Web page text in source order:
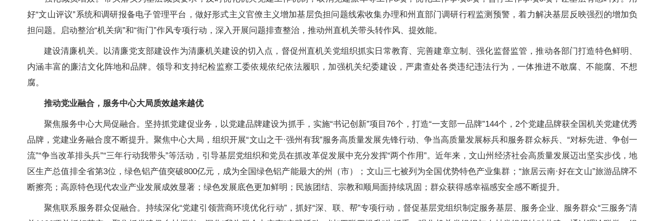
好“文山评议”系统和调研报备电子管理平台，做好形式主义官僚主义增加基层负担问题线索收集办理和州直部门调研行程监测预警，着力解决基层反映强烈的增加负
担问题。启动整治“机关病”和“衙门”作风专项行动，深入开展问题排查整治，推动州直机关带头转作风、提效能。
建设清廉机关。以清廉党支部建设作为清廉机关建设的切入点，督促州直机关党组织抓实日常教育、完善建章立制、强化监督监管，推动各部门打造特色鲜明、
内涵丰富的廉洁文化阵地和品牌。领导和支持纪检监察工委依规依纪依法履职，加强机关纪委建设，严肃查处各类违纪违法行为，一体推进不敢腐、不能腐、不想
腐。
推动党业融合，服务中心大局质效越来越优
聚焦服务中心大局促融合。坚持抓党建促业务，以党建品牌建设为抓手，实施“书记创新”项目76个，打造“一支部一品牌”144个，2个党建品牌获全国机关党建优秀
品牌，党建业务融合度不断提升。聚焦中心大局，组织开展“文山之干·强州有我”服务高质量发展先锋行动、争当高质量发展标兵和服务群众标兵、“对标先进、争创一
流”“争当改革排头兵”“三年行动我带头”等活动，引导基层党组织和党员在抓改革促发展中充分发挥“两个作用”。近年来，文山州经济社会高质量发展迈出坚实步伐，地
区生产总值排全省第3位，绿色铝产值突破800亿元，成为全国绿色铝产能最大的州（市）；文山三七被列为全国优势特色产业集群；“旅居云南·好在文山”旅游品牌不
断擦亮；高原特色现代农业产业发展成效显著；绿色发展底色更加鲜明；民族团结、宗教和顺局面持续巩固；群众获得感幸福感安全感不断提升。
聚焦联系服务群众促融合。持续深化“党建引领营商环境优化行动”，抓好“深、联、帮”专项行动，督促基层党组织制定服务基层、服务企业、服务群众“三服务”清